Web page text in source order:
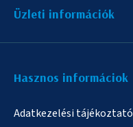
Üzleti információk
Hasznos informáciok
Adatkezelési tájékoztató